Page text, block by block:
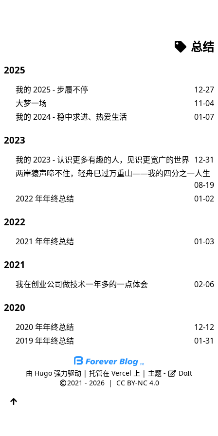
总结
2025
我的 2025 - 步履不停
12-27
大梦一场
11-04
我的 2024 - 稳中求进、热爱生活
01-07
2023
我的 2023 - 认识更多有趣的人，见识更宽广的世界 12-31
两岸猿声啼不住，轻舟已过万重山——我的四分之一人生
08-19
2022 年年终总结
01-02
2022
2021 年年终总结 01-03
2021
我在创业公司做技术一年多的一点体会 02-06
2020
2020 年年终总结
12-12
2019 年年终总结
01-31
由 Hugo 强力驱动 | 托管在Vercel 上 | 主题 -
DoIt
2021 - 2026 | CC BY-NC 4.0